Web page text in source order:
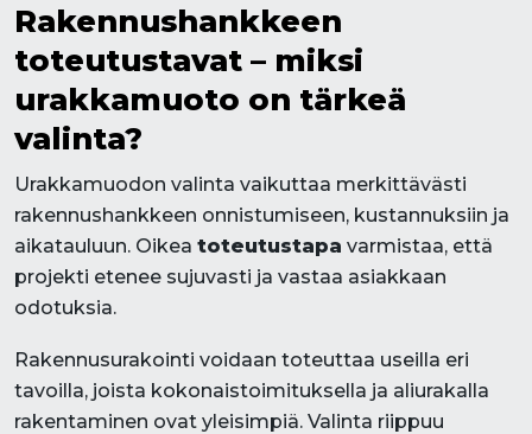
Rakennushankkeen
toteutustavat – miksi
urakkamuoto on tärkeä
valinta?
Urakkamuodon valinta vaikuttaa merkittävästi
rakennushankkeen onnistumiseen, kustannuksiin ja
aikatauluun. Oikea toteutustapa varmistaa, että
projekti etenee sujuvasti ja vastaa asiakkaan
odotuksia.
Rakennusurakointi voidaan toteuttaa useilla eri
tavoilla, joista kokonaistoimituksella ja aliurakalla
rakentaminen ovat yleisimpiä. Valinta riippuu